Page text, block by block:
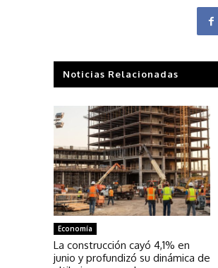
Noticias Relacionadas
Economía
La construcción cayó 4,1% en
junio y profundizó su dinámica de